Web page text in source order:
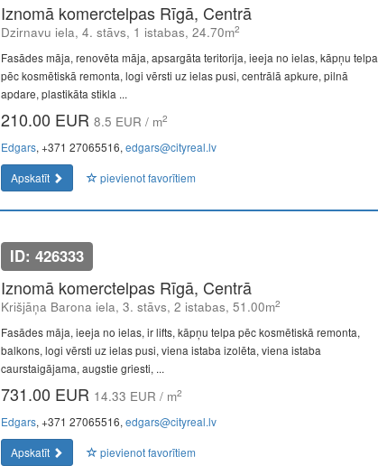
Iznomā komerctelpas Rīgā, Centrā
Dzirnavu iela, 4. stāvs, 1 istabas, 24.70m2
Fasādes māja, renovēta māja, apsargāta teritorija, ieeja no ielas, kāpņu telpa
pēc kosmētiskā remonta, logi vērsti uz ielas pusi, centrālā apkure, pilnā
apdare, plastikāta stikla ...
210.00 EUR 8.5 EUR / m2
Edgars, +371 27065516, edgars@cityreal.lv
Apskatīt
pievienot favorītiem
ID: 426333
Iznomā komerctelpas Rīgā, Centrā
Krišjāņa Barona iela, 3. stāvs, 2 istabas, 51.00m2
Fasādes māja, ieeja no ielas, ir lifts, kāpņu telpa pēc kosmētiskā remonta,
balkons, logi vērsti uz ielas pusi, viena istaba izolēta, viena istaba
caurstaigājama, augstie griesti, ...
731.00 EUR 14.33 EUR / m2
Edgars, +371 27065516, edgars@cityreal.lv
Apskatīt
pievienot favorītiem